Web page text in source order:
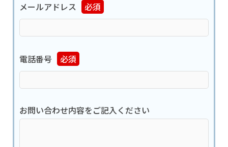
必須
メールアドレス
必須
電話番号
お問い合わせ内容をご記入ください